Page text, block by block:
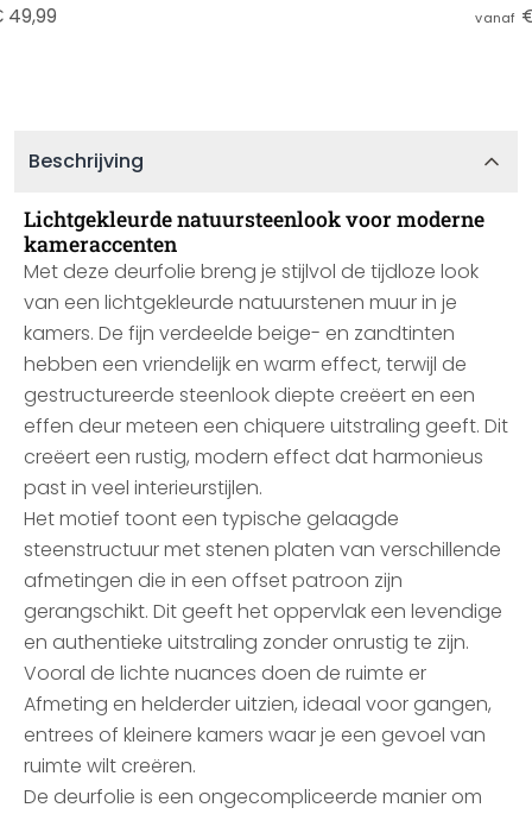
49,99
vanaf
Beschrijving
Lichtgekleurde natuursteenlook voor moderne
kameraccenten
Met deze deurfolie breng je stijlvol de tijdloze look
van een lichtgekleurde natuurstenen muur in je
kamers. De fijn verdeelde beige- en zandtinten
hebben een vriendelijk en warm effect, terwijl de
gestructureerde steenlook diepte creëert en een
effen deur meteen een chiquere uitstraling geeft. Dit
creëert een rustig, modern effect dat harmonieus
past in veel interieurstijlen.
Het motief toont een typische gelaagde
steenstructuur met stenen platen van verschillende
afmetingen die in een offset patroon zijn
gerangschikt. Dit geeft het oppervlak een levendige
en authentieke uitstraling zonder onrustig te zijn.
Vooral de lichte nuances doen de ruimte er
Afmeting en helderder uitzien, ideaal voor gangen,
entrees of kleinere kamers waar je een gevoel van
ruimte wilt creëren.
De deurfolie is een ongecompliceerde manier om